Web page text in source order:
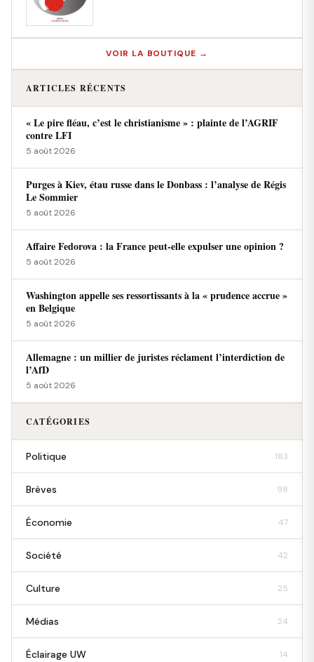
VOIR LA BOUTIQUE →
ARTICLES RÉCENTS
« Le pire fléau, c’est le christianisme » : plainte de l’AGRIF
contre LFI
5 août 2026
Purges à Kiev, étau russe dans le Donbass : l’analyse de Régis
Le Sommier
5 août 2026
Affaire Fedorova : la France peut-elle expulser une opinion ?
5 août 2026
Washington appelle ses ressortissants à la « prudence accrue »
en Belgique
5 août 2026
Allemagne : un millier de juristes réclament l’interdiction de
l’AfD
5 août 2026
CATÉGORIES
Politique 183
Brèves 98
Économie 47
Société 42
Culture 25
Médias 24
Éclairage UW 14